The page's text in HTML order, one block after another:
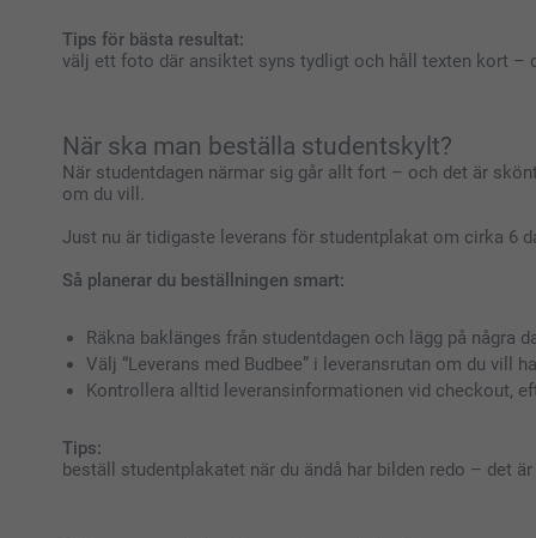
Tips för bästa resultat:
välj ett foto där ansiktet syns tydligt och håll texten kort –
När ska man beställa studentskylt?
När studentdagen närmar sig går allt fort – och det är
om du vill.
Just nu är tidigaste leverans för studentplakat om cirka 6
Så planerar du beställningen smart:
Räkna baklänges från studentdagen och lägg på några
Välj “Leverans med Budbee” i leveransrutan om du vill
Kontrollera alltid leveransinformationen vid checkout,
Tips:
beställ studentplakatet när du ändå har bilden redo – det